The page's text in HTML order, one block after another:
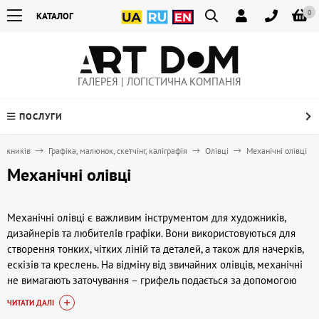
0
КАТАЛОГ
ГАЛЕРЕЯ | ЛОГІСТИЧНА КОМПАНІЯ
ПОСЛУГИ
Графіка, малюнок, скетчінг, каліграфія Олівці Механічні олівці
Механічні олівці
Механічні олівці є важливим інструментом для художників,
дизайнерів та любителів графіки. Вони використовуються для
створення тонких, чітких ліній та деталей, а також для начерків,
ескізів та креслень. На відміну від звичайних олівців, механічні
не вимагають заточування – грифель подається за допомогою
механізму всередині корпусу, що забезпечує постійну товщину
лінії та зручність у роботі. Завдяки цьому механічні олівці чудово
ЧИТАТИ ДАЛІ